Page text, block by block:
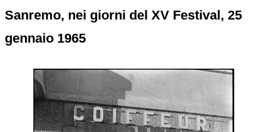
Sanremo, nei giorni del XV Festival, 25
gennaio 1965